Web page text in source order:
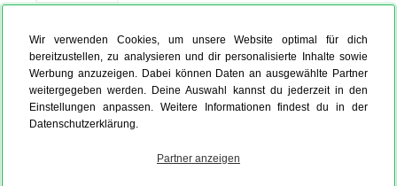
Wir verwenden Cookies, um unsere Website optimal für dich
bereitzustellen, zu analysieren und dir personalisierte Inhalte sowie
Werbung anzuzeigen. Dabei können Daten an ausgewählte Partner
weitergegeben werden. Deine Auswahl kannst du jederzeit in den
Einstellungen anpassen. Weitere Informationen findest du in der
Datenschutzerklärung.
Partner anzeigen
Hardcover Fotobuch Fotokalender